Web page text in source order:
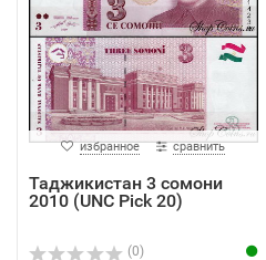
избранное сравнить
Таджикистан 3 сомони
2010 (UNC Pick 20)
(0)